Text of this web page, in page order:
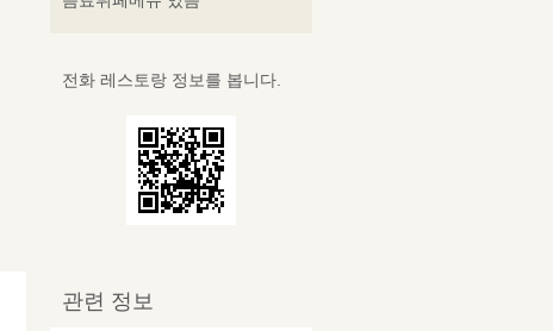
전화 레스토랑 정보를 봅니다.
관련 정보